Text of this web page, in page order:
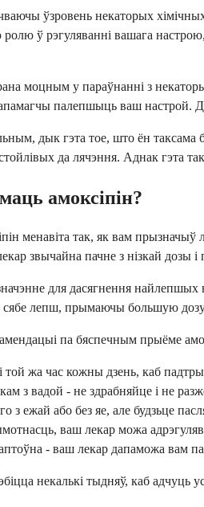
ўзровень некаторых
ў рэгуляванні вашага настрою,
моцным у параўнанні з
палепшыць ваш настрой.
дык гэта тое, што ён
да лячэння. Аднак гэта
амоксіпін?
менавіта так, як вам прызначыў
звычайна пачне з нізкай дозы і
для дасягнення найлепшых
лепш, прымаючы большую
па бяспечным прыёме
той жа час кожны дзень, каб
з вадой - не здрабняйце і не
ежай або без яе, але будзьце
ваш лекар можа
- ваш лекар дапаможа вам
некалькі тыдняў, каб адчуць